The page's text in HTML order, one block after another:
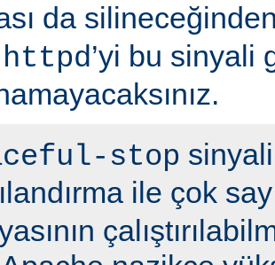
da
httpd’yi bu sinyali
stop
ile çok